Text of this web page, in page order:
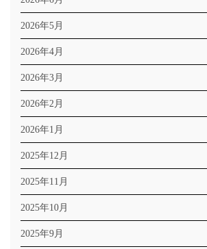
2026年5月
2026年4月
2026年3月
2026年2月
2026年1月
2025年12月
2025年11月
2025年10月
2025年9月